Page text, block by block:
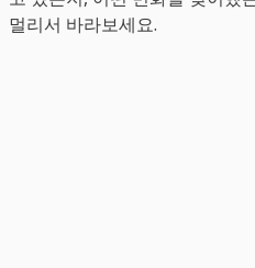
멀리서 바라보세요.